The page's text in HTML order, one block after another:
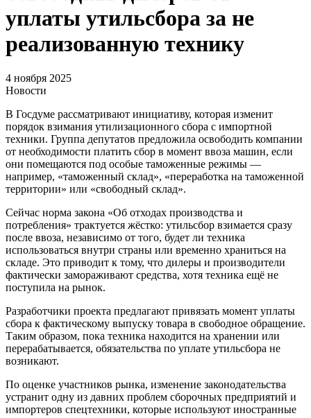
уплаты утильсбора за не
реализованную технику
4 ноября 2025
Новости
В Госдуме рассматривают инициативу, которая изменит
порядок взимания утилизационного сбора с импортной
техники. Группа депутатов предложила освободить компании
от необходимости платить сбор в момент ввоза машин, если
они помещаются под особые таможенные режимы —
например, «таможенный склад», «переработка на таможенной
территории» или «свободный склад».
Сейчас норма закона «Об отходах производства и
потребления» трактуется жёстко: утильсбор взимается сразу
после ввоза, независимо от того, будет ли техника
использоваться внутри страны или временно храниться на
складе. Это приводит к тому, что дилеры и производители
фактически замораживают средства, хотя техника ещё не
поступила на рынок.
Разработчики проекта предлагают привязать момент уплаты
сбора к фактическому выпуску товара в свободное обращение.
Таким образом, пока техника находится на хранении или
перерабатывается, обязательства по уплате утильсбора не
возникают.
По оценке участников рынка, изменение законодательства
устранит одну из давних проблем сборочных предприятий и
импортеров спецтехники, которые используют иностранные